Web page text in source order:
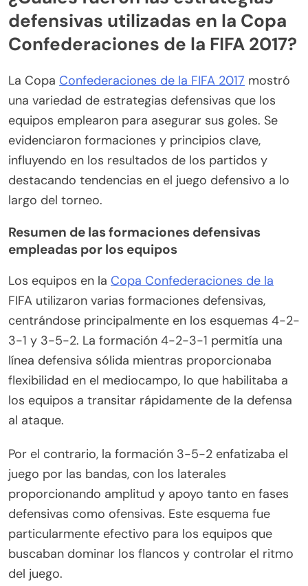
defensivas utilizadas en la Copa
Confederaciones de la FIFA 2017?
La Copa Confederaciones de la FIFA 2017 mostró
una variedad de estrategias defensivas que los
equipos emplearon para asegurar sus goles. Se
evidenciaron formaciones y principios clave,
influyendo en los resultados de los partidos y
destacando tendencias en el juego defensivo a lo
largo del torneo.
Resumen de las formaciones defensivas
empleadas por los equipos
Los equipos en la Copa Confederaciones de la
FIFA utilizaron varias formaciones defensivas,
centrándose principalmente en los esquemas 4-2-
3-1 y 3-5-2. La formación 4-2-3-1 permitía una
línea defensiva sólida mientras proporcionaba
flexibilidad en el mediocampo, lo que habilitaba a
los equipos a transitar rápidamente de la defensa
al ataque.
Por el contrario, la formación 3-5-2 enfatizaba el
juego por las bandas, con los laterales
proporcionando amplitud y apoyo tanto en fases
defensivas como ofensivas. Este esquema fue
particularmente efectivo para los equipos que
buscaban dominar los flancos y controlar el ritmo
del juego.